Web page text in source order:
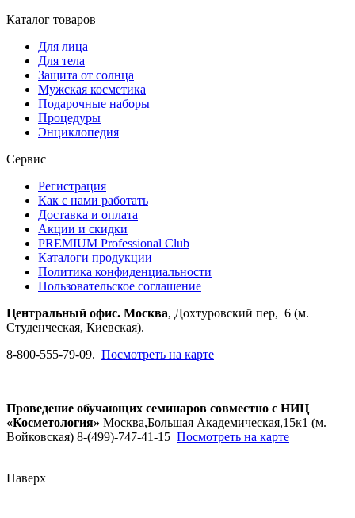
Каталог товаров
Для лица
Для тела
Защита от солнца
Мужская косметика
Подарочные наборы
Процедуры
Энциклопедия
Сервис
Регистрация
Как с нами работать
Доставка и оплата
Акции и скидки
PREMIUM Professional Club
Каталоги продукции
Политика конфиденциальности
Пользовательское соглашение
Центральный офис. Москва, Дохтуровский пер, 6 (м.
Студенческая, Киевская).
8-800-555-79-09. Посмотреть на карте
Проведение обучающих семинаров совместно с НИЦ
«Косметология» Москва,Большая Академическая,15к1 (м.
Войковская) 8-(499)-747-41-15 Посмотреть на карте
Наверх